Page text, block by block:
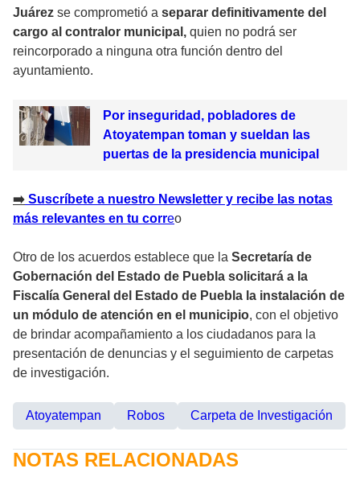
Juárez se comprometió a separar definitivamente del
cargo al contralor municipal, quien no podrá ser
reincorporado a ninguna otra función dentro del
ayuntamiento.
Por inseguridad, pobladores de
Atoyatempan toman y sueldan las
puertas de la presidencia municipal
➡ ️ Suscríbete a nuestro Newsletter y recibe las notas
más relevantes en tu correo
Otro de los acuerdos establece que la Secretaría de
Gobernación del Estado de Puebla solicitará a la
Fiscalía General del Estado de Puebla la instalación de
un módulo de atención en el municipio, con el objetivo
de brindar acompañamiento a los ciudadanos para la
presentación de denuncias y el seguimiento de carpetas
de investigación.
Atoyatempan Robos Carpeta de Investigación
NOTAS RELACIONADAS